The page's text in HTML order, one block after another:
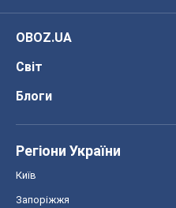
OBOZ.UA
Світ
Блоги
Регіони України
Київ
Запоріжжя